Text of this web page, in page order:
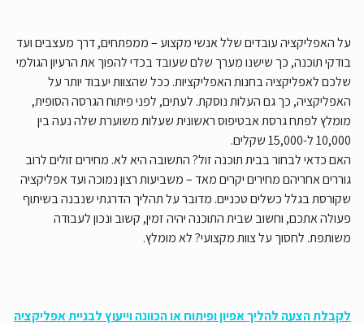
על האפליקציה עובדים שלל אנשי מקצוע – ממפתחים, דרך מעצבים ועד
בודקי תוכנה, כך שישנו מערך שלם שעובד בכדי להפוך את הרעיון הגולמי
שלכם לאפליקציה בחנות האפליקציות. ככל שהצוות יעבוד יותר על
האפליקציה, כך גם העלות נוסקת. לעתים, לפני פיתוח הגרסה הסופית,
מומלץ לפתח גרסת אבטיפוס ראשונית שעלות משוערת שלה נעה בין
10,000 ל-15,000 שקלים.
האם כדאי לבחור בבית תוכנה זול? התשובה היא לא. מחירים זולים לרוב
גוררים אחריהם מחירים יקרים מאד – משביעות רצון נמוכה ועד אפליקציה
שקורסת בגלל כשלים טכניים. מדובר על תהליך הדרגתי שנבנה בשיתוף
פעולה אתכם, וחשוב שבית התוכנה יהיה זמין, קשוב ונכון לעבודה
משותפת. לחסוך על צוות מקצועי? לא מומלץ.
לקבלת הצעה להליך אפיון ופיתוח או הכוונה וייעוץ לבניית אפליקציה